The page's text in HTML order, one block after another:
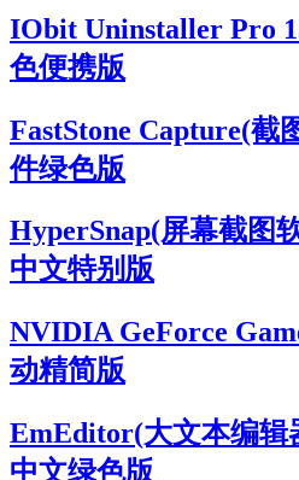
IObit Uninstaller Pro
色便携版
FastStone Capture(截
件绿色版
HyperSnap(屏幕截图
中文特别版
NVIDIA GeForce
动精简版
EmEditor(大文本编辑
中文绿色版